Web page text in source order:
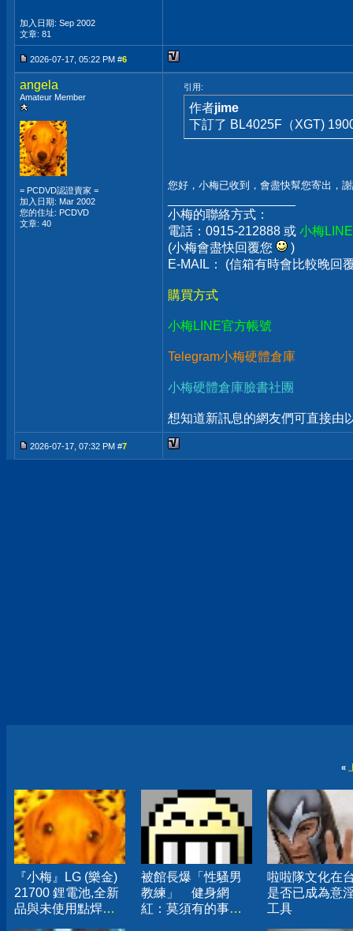
加入日期: Sep 2002
文章: 81
2026-07-17, 05:22 PM #6
angela
Amateur Member
= PCDVD認證賣家 =
加入日期: Mar 2002
您的住址: PCDVD
文章: 40
引用:
作者jime
下訂了 BL4025F（XGT)
您好，小梅已收到，會盡快幫您寄出，
小梅的聯絡方式：
電話：0915-212888 或 小梅
(小梅會盡快回覆您
)
E-MAIL： (信箱有時會比較晚回
購買方式
小梅LINE官方帳號
Telegram小梅硬體倉庫
小梅硬體倉庫臉書社團
想知道新訊息的網友們可直接由
2026-07-17, 07:32 PM #7
«
『小梅』LG (樂金)
21700 鋰電池,全新
品與未使用點焊品
被館長爆「性騷男
教練」 健身網
紅：莫須有的事已
啦啦隊文化在
是否已成為意
工具